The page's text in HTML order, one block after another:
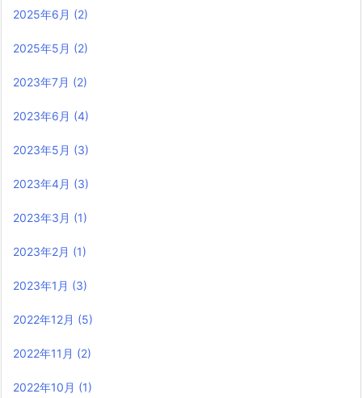
2025年6月 (2)
2025年5月 (2)
2023年7月 (2)
2023年6月 (4)
2023年5月 (3)
2023年4月 (3)
2023年3月 (1)
2023年2月 (1)
2023年1月 (3)
2022年12月 (5)
2022年11月 (2)
2022年10月 (1)